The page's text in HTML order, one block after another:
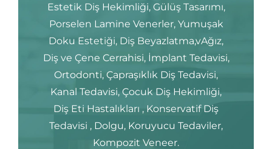
Estetik Diş Hekimliği, Gülüş Tasarımı,
Porselen Lamine Venerler, Yumuşak
Doku Estetiği, Diş Beyazlatma,vAğız,
Diş ve Çene Cerrahisi, İmplant Tedavisi,
Ortodonti, Çapraşıklık Diş Tedavisi,
Kanal Tedavisi, Çocuk Diş Hekimliği,
Diş Eti Hastalıkları , Konservatif Diş
Tedavisi , Dolgu, Koruyucu Tedaviler,
Kompozit Veneer.